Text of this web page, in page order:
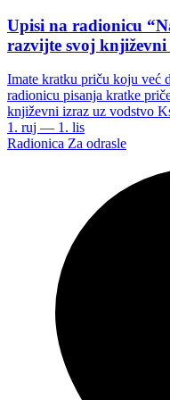
Upisi na radionicu
razvijte svoj književni
Imate kratku priču koju već
radionicu pisanja kratke
književni izraz uz vodstvo
1. ruj — 1. lis
Radionica Za odrasle